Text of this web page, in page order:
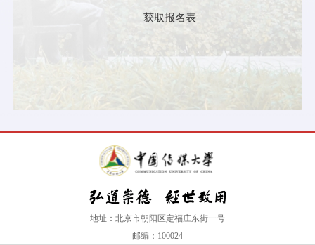
获取报名表
地址：北京市朝阳区定福庄东街一号
邮编：100024